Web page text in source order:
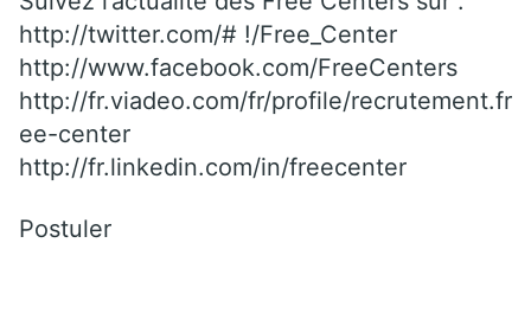
http://twitter.com/# !/Free_Center
http://www.facebook.com/FreeCenters
http://fr.viadeo.com/fr/profile/recrutement.fr
ee-center
http://fr.linkedin.com/in/freecenter
Postuler